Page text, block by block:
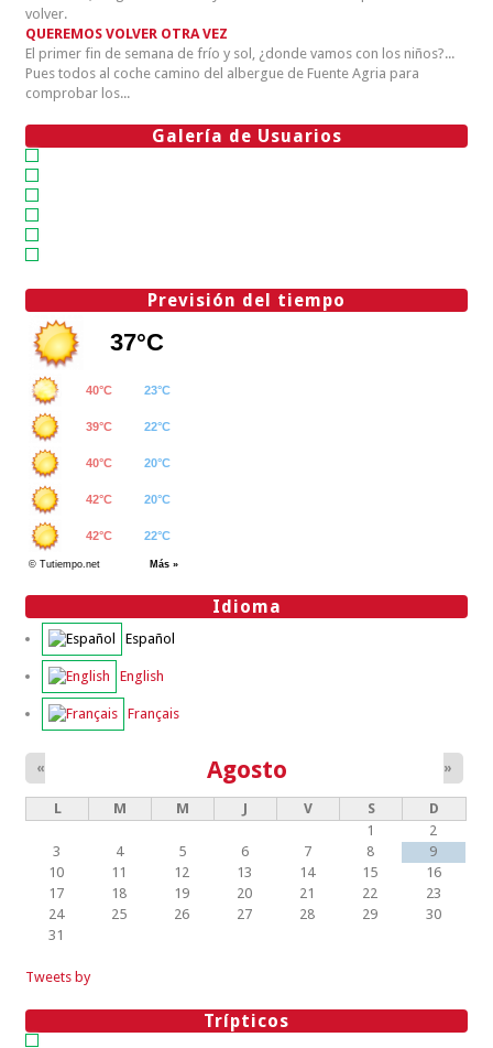
volver.
QUEREMOS VOLVER OTRA VEZ
El primer fin de semana de frío y sol, ¿donde vamos con los niños?...
Pues todos al coche camino del albergue de Fuente Agria para
comprobar los...
Galería de Usuarios
Previsión del tiempo
Idioma
Español
English
Français
Agosto
« »
L M M J V S
D
1
2
3
4 5 6 7 8
9
10
11 12 13 14 15
16
17
18 19 20 21 22
23
24
25 26 27 28 29
30
31
Tweets by
Trípticos